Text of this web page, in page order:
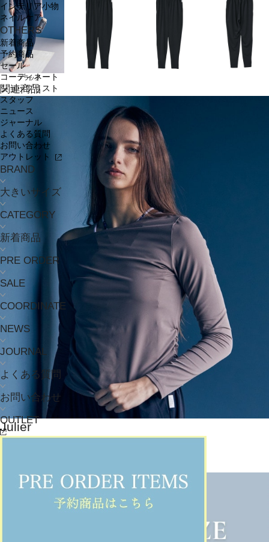
インテリア小物
ネイルケア
OTHERS
新着商品
予約商品
セール
コーディネート
ショップリスト
スタッフ
ニュース
ジャーナル
よくある質問
お問い合わせ
アウトレット
BRAND
大きいサイズ
CATEGORY
新着商品
PRE ORDER
SALE
COORDINATE
NEWS
JOURNAL
よくある質問
お問い合わせ
OUTLET
ブラック
関連商品
Julier